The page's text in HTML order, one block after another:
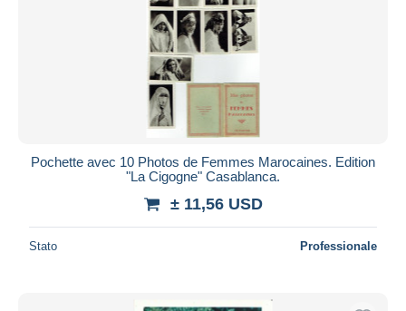
Pochette avec 10 Photos de Femmes Marocaines. Edition
"La Cigogne" Casablanca.
± 11,56 USD
Stato Professionale